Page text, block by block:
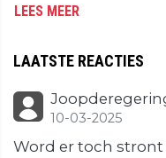
LEES MEER
LAATSTE REACTIES
10-03-2025
Word er toch stront